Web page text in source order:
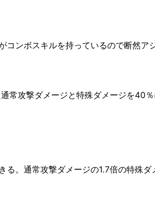
ンボスキルを持っているので断然ア
攻撃ダメージと特殊ダメージを40
。通常攻撃ダメージの1.7倍の特殊ダ